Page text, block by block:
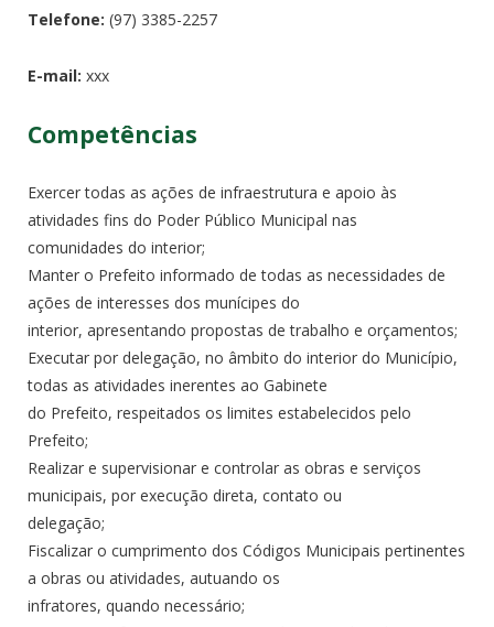
Telefone: (97) 3385-2257
E-mail: xxx
Competências
Exercer todas as ações de infraestrutura e apoio às
atividades fins do Poder Público Municipal nas
comunidades do interior;
Manter o Prefeito informado de todas as necessidades de
ações de interesses dos munícipes do
interior, apresentando propostas de trabalho e orçamentos;
Executar por delegação, no âmbito do interior do Município,
todas as atividades inerentes ao Gabinete
do Prefeito, respeitados os limites estabelecidos pelo
Prefeito;
Realizar e supervisionar e controlar as obras e serviços
municipais, por execução direta, contato ou
delegação;
Fiscalizar o cumprimento dos Códigos Municipais pertinentes
a obras ou atividades, autuando os
infratores, quando necessário;